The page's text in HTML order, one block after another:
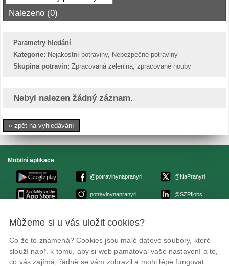
Nalezeno (0)
Parametry hledání
Kategorie: Nejakostní potraviny, Nebezpečné potraviny
Skupina potravin: Zpracovaná zelenina, zpracované houby
Nebyl nalezen žádný záznam.
« zpět na vyhledávání
Mobilní aplikace
@potravinynapranyri
potravinynapranyri
@NaPranyri
@SZPIjobs
© Státní zemědělská a potravinářská inspekce 2026
ID datové schránky: avraiqg
IČO: 75014149, DIČ: CZ75014149
Zásady ochrany soukromí
Nastavení cookies
Můžeme si u vás uložit cookies?
Co že to znamená? Cookies jsou malé datové soubory, které
slouží např. k tomu, aby si web pamatoval vaše nastavení a to,
co vás zajímá, řádně se vám zobrazil a mohl lépe fungovat